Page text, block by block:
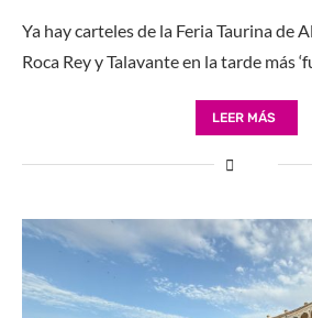
Ya hay carteles de la Feria Taurina de
Roca Rey y Talavante en la tarde más
LEER MÁS